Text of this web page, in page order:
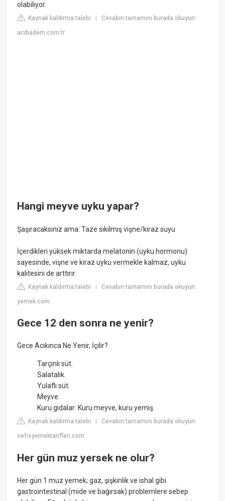
olabiliyor.
Kaynak kaldırma talebi |Cevabın tamamını burada okuyun:
acibadem.com.tr
Hangi meyve uyku yapar?
Şaşıracaksınız ama: Taze sıkılmış vişne/kiraz suyu
İçerdikleri yüksek miktarda melatonin (uyku hormonu)
sayesinde, vişne ve kiraz uyku vermekle kalmaz, uyku
kalitesini de arttırır.
Kaynak kaldırma talebi |Cevabın tamamını burada okuyun:
yemek.com
Gece 12 den sonra ne yenir?
Gece Acıkınca Ne Yenir, İçilir?
Tarçınlı süt.
Salatalık.
Yulaflı süt.
Meyve.
Kuru gıdalar: Kuru meyve, kuru yemiş
Kaynak kaldırma talebi |Cevabın tamamını burada okuyun:
nefisyemektarifleri.com
Her gün muz yersek ne olur?
Her gün 1 muz yemek; gaz, şişkinlik ve ishal gibi
gastrointestinal (mide ve bağırsak) problemlere sebep